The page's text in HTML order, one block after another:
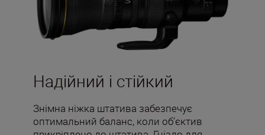
Надійний і стійкий
Знімна ніжка штатива забезпечує
оптимальний баланс, коли об’єктив